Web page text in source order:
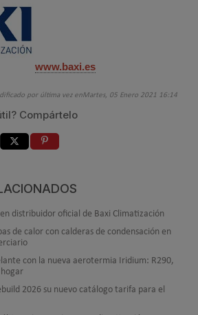
www.baxi.es
por última vez enMartes, 05 Enero 2021 16:14
Compártelo
distribuidor oficial de Baxi Climatización
de calor con calderas de condensación en
con la nueva aerotermia Iridium: R290,
2026 su nuevo catálogo tarifa para el